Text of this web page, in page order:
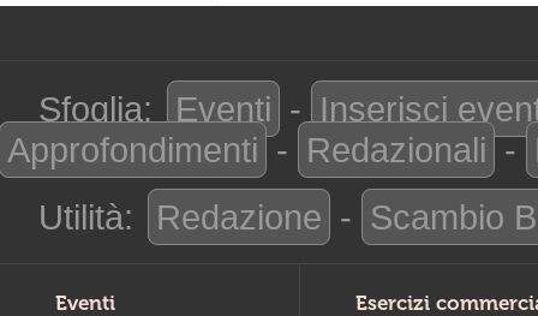
Sfoglia: Eventi - Inserisci
Approfondimenti - Redazionali -
Utilità:
Redazione - Scambio
Eventi Esercizi